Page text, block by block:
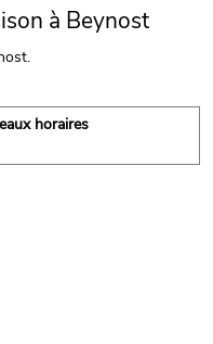
à Beynost
horaires